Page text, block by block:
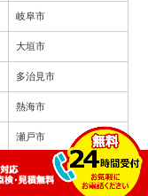
岐阜市
大垣市
多治見市
熱海市
瀬戸市
豊川市